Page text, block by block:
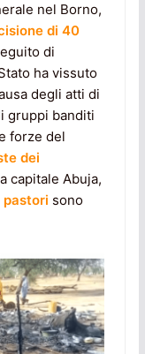
nel Borno,
di 40
di
ha vissuto
degli atti di
gruppi banditi
forze del
dei
capitale Abuja,
sono